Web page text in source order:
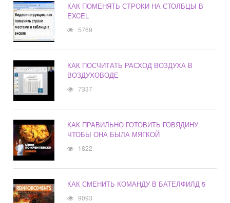
КАК ПОМЕНЯТЬ СТРОКИ НА СТОЛБЦЫ В
EXCEL
5769
КАК ПОСЧИТАТЬ РАСХОД ВОЗДУХА В
ВОЗДУХОВОДЕ
7337
КАК ПРАВИЛЬНО ГОТОВИТЬ ГОВЯДИНУ
ЧТОБЫ ОНА БЫЛА МЯГКОЙ
1822
КАК СМЕНИТЬ КОМАНДУ В БАТЕЛФИЛД 5
9093